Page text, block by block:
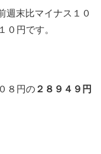
週末比マイナス１０
０円です。
８円の ２８９４９円